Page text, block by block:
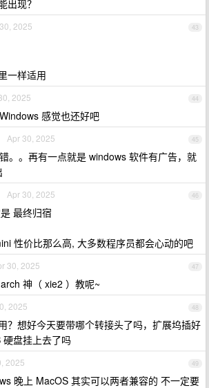
出现？
43
2025
一样适用
44
2025
感觉也还好吧
45
Apr 30, 2025
。。再有一点就是 windows 软件有广告，就
46
Apr 30, 2025
最终归宿
性价比那么高, 大多数程序员都会心动的吧
47
30, 2025
神（ xie2 ）教呢~
48
2025
？想好今天要带哪个转接头了吗，扩展坞插好
硬盘挂上去了吗
49
2025
晚上 MacOS 其实可以两者兼容的 不一定要